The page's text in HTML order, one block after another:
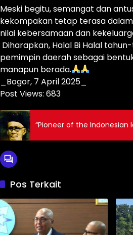
Meski begitu, semangat dan
kekompakan tetap terasa
nilai kebersamaan dan
Diharapkan, Halal Bi Halal
pemimpin daerah sebagai
manapun berada.
_Bogor, 7 April 2025_
Post Views: 683
“Pioneer of the Indonesian
Pos Terkait